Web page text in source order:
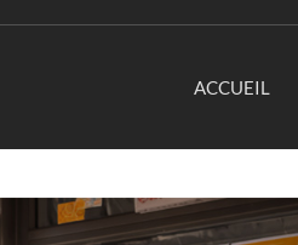
ACCUEIL